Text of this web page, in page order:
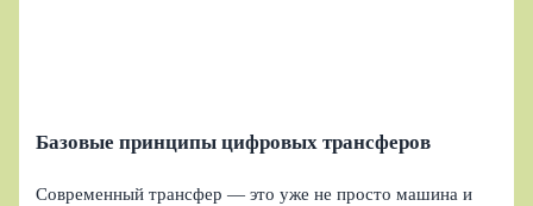
Базовые принципы цифровых трансферов
Современный трансфер — это уже не просто машина и